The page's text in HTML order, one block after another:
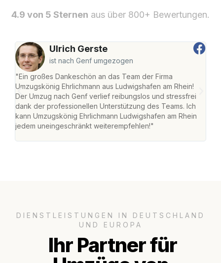
4.9 von 5 Sternen aus über 800+ Bewertungen.
Ulrich Gerste
ist nach Genf umgezogen
"Ein großes Dankeschön an das Team der Firma
Umzugskönig Ehrlichmann aus Ludwigshafen am Rhein!
Der Umzug nach Genf verlief reibungslos und stressfrei
dank der professionellen Unterstützung des Teams. Ich
kann Umzugskönig Ehrlichmann Ludwigshafen am Rhein
jedem uneingeschränkt weiterempfehlen!"
DIENSTLEISTUNGEN IN DEUTSCHLAND
UND EUROPA
Ihr Partner für